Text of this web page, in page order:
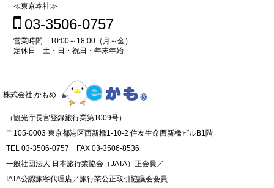
≪東京本社≫
03-3506-0757
営業時間 10:00～18:00（月～金）
定休日 土・日・祝日・年末年始
株式会社 かもめ
（観光庁長官登録旅行業第1009号）
〒105-0003 東京都港区西新橋1-10-2 住友生命西新橋ビルB1階
TEL 03-3506-0757 FAX 03-3506-8536
一般社団法人 日本旅行業協会（JATA）正会員／
IATA公認旅客代理店／旅行業公正取引協議会会員